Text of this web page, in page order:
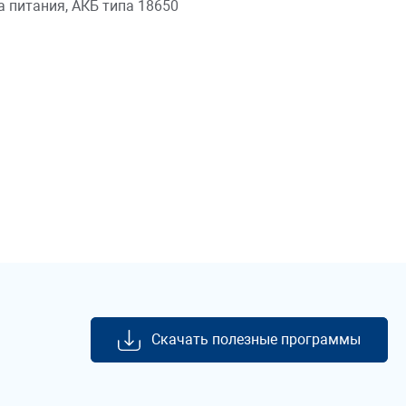
питания, АКБ типа 18650
Скачать полезные программы